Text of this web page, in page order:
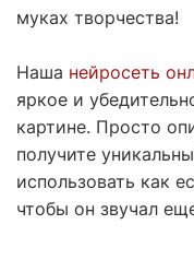
муках творчества!
Наша нейросеть
яркое и
картине. Просто
получите
использовать как
чтобы он звучал